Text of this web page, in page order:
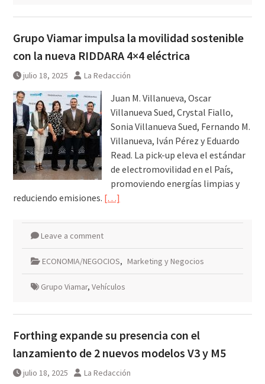
Grupo Viamar impulsa la movilidad sostenible
con la nueva RIDDARA 4×4 eléctrica
julio 18, 2025 La Redacción
Juan M. Villanueva, Oscar
Villanueva Sued, Crystal Fiallo,
Sonia Villanueva Sued, Fernando M.
Villanueva, Iván Pérez y Eduardo
Read. La pick-up eleva el estándar
de electromovilidad en el País,
promoviendo energías limpias y
reduciendo emisiones. […]
Leave a comment
ECONOMIA/NEGOCIOS, Marketing y Negocios
Grupo Viamar, Vehículos
Forthing expande su presencia con el
lanzamiento de 2 nuevos modelos V3 y M5
julio 18, 2025 La Redacción